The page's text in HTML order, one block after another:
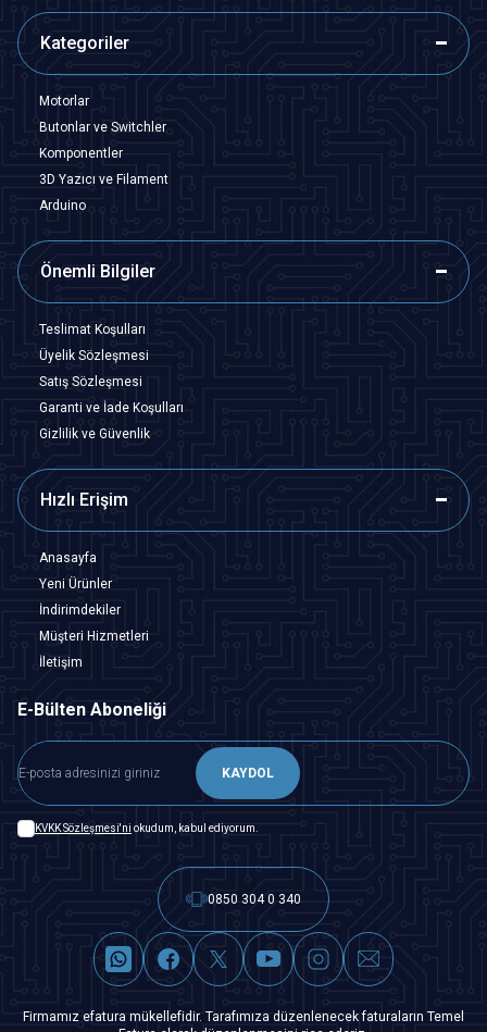
Kategoriler
Motorlar
Butonlar ve Switchler
Komponentler
3D Yazıcı ve Filament
Arduino
Önemli Bilgiler
Teslimat Koşulları
Üyelik Sözleşmesi
Satış Sözleşmesi
Garanti ve İade Koşulları
Gizlilik ve Güvenlik
Hızlı Erişim
Anasayfa
Yeni Ürünler
İndirimdekiler
Müşteri Hizmetleri
İletişim
E-Bülten Aboneliği
KAYDOL
KVKK Sözleşmesi'ni okudum, kabul ediyorum.
0850 304 0 340
Firmamız efatura mükellefidir. Tarafımıza düzenlenecek faturaların Temel